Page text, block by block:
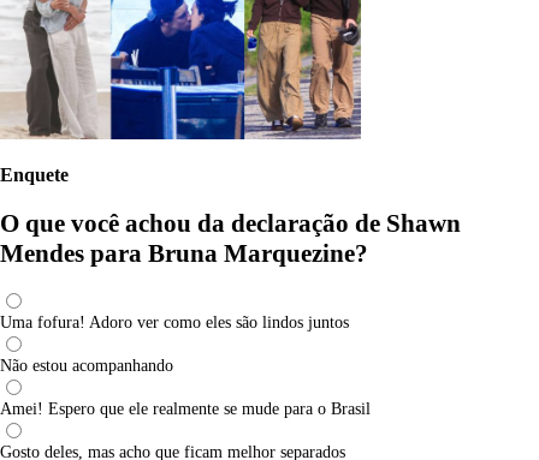
Enquete
O que você achou da declaração de Shawn
Mendes para Bruna Marquezine?
Uma fofura! Adoro ver como eles são lindos juntos
Não estou acompanhando
Amei! Espero que ele realmente se mude para o Brasil
Gosto deles, mas acho que ficam melhor separados